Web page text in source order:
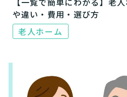
や違い・費用・選び方
老人ホーム